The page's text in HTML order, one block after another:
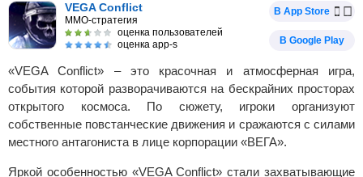
VEGA Conflict
MMO-стратегия
оценка пользователей
оценка app-s
В App Store
В Google Play
«VEGA Conflict» – это красочная и атмосферная игра,
события которой разворачиваются на бескрайних просторах
открытого космоса. По сюжету, игроки организуют
собственные повстанческие движения и сражаются с силами
местного антагониста в лице корпорации «ВЕГА».
Яркой особенностью «VEGA Conflict» стали захватывающие